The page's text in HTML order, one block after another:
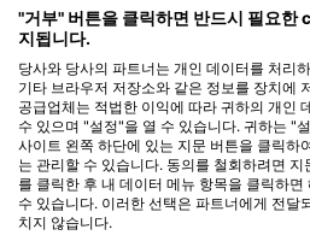
GET WET, Get Wet Waikato
Dive
451 TE RAPA ROAD, 3200
HAMILTON, 뉴질랜드
74
"거부" 버튼을 클릭하면 반드시 필요한
지됩니다.
당사와 당사의 파트너는 개인 데이터를 처리
기타 브라우저 저장소와 같은 정보를 장치에
공급업체는 적법한 이익에 따라 귀하의 개인
수 있으며 "설정"을 열 수 있습니다. 귀하는 "
사이트 왼쪽 하단에 있는 지문 버튼을 클릭하
는 관리할 수 있습니다. 동의를 철회하려면
를 클릭한 후 내 데이터 메뉴 항목을 클릭하
수 있습니다. 이러한 선택은 파트너에게 전달
치지 않습니다.